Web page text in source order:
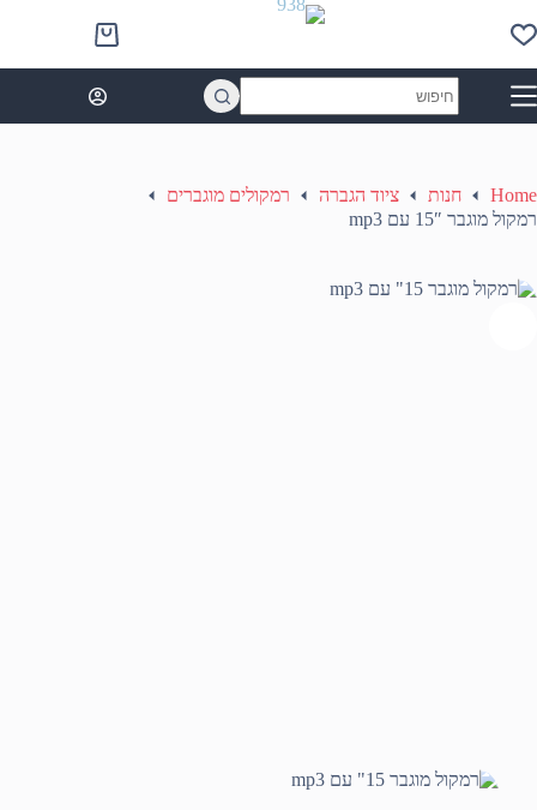
to
content
Shopping
cart
results
Home חנות ציוד הגברה
רמקולים מוגברים
רמקול מוגבר 15″ עם mp3